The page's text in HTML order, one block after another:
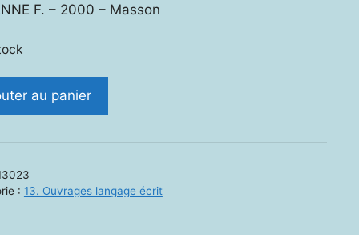
F. – 2000 – Masson
au panier
: 13. Ouvrages langage écrit